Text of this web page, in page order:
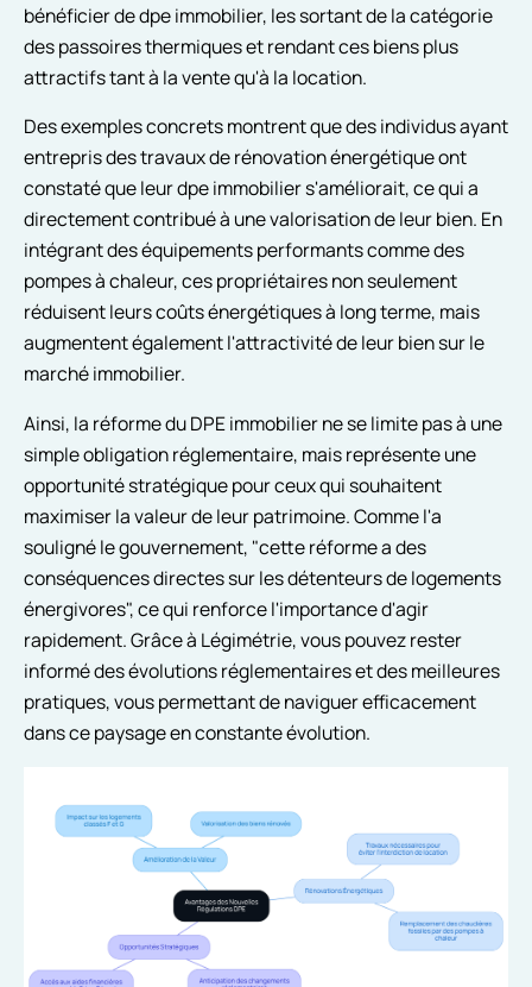
bénéficier de dpe immobilier, les sortant de la catégorie
des passoires thermiques et rendant ces biens plus
attractifs tant à la vente qu'à la location.
Des exemples concrets montrent que des individus ayant
entrepris des travaux de rénovation énergétique ont
constaté que leur dpe immobilier s'améliorait, ce qui a
directement contribué à une valorisation de leur bien. En
intégrant des équipements performants comme des
pompes à chaleur, ces propriétaires non seulement
réduisent leurs coûts énergétiques à long terme, mais
augmentent également l'attractivité de leur bien sur le
marché immobilier.
Ainsi, la réforme du DPE immobilier ne se limite pas à une
simple obligation réglementaire, mais représente une
opportunité stratégique pour ceux qui souhaitent
maximiser la valeur de leur patrimoine. Comme l'a
souligné le gouvernement, "cette réforme a des
conséquences directes sur les détenteurs de logements
énergivores", ce qui renforce l'importance d'agir
rapidement. Grâce à Légimétrie, vous pouvez rester
informé des évolutions réglementaires et des meilleures
pratiques, vous permettant de naviguer efficacement
dans ce paysage en constante évolution.